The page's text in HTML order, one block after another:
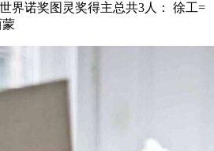
界诺奖图灵奖得主总共3人： 徐工=
蒙